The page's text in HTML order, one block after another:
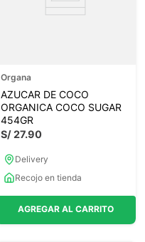
Organa
AZUCAR DE COCO
ORGANICA COCO SUGAR
454GR
S/27.90
Delivery
Recojo en tienda
AGREGAR AL CARRITO